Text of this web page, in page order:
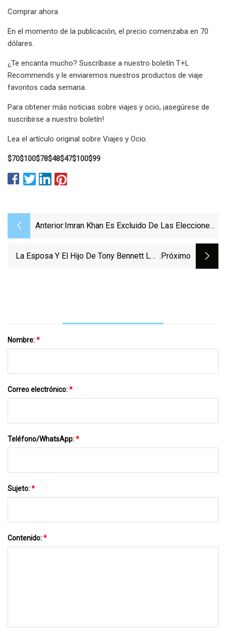
Comprar ahora
En el momento de la publicación, el precio comenzaba en 70
dólares.
¿Te encanta mucho? Suscríbase a nuestro boletín T+L
Recommends y le enviaremos nuestros productos de viaje
favoritos cada semana.
Para obtener más noticias sobre viajes y ocio, ¡asegúrese de
suscribirse a nuestro boletín!
Lea el artículo original sobre Viajes y Ocio.
$70$100$78$48$47$100$99
Anterior: Imran Khan Es Excluido De Las Elecciones
La Esposa Y El Hijo De Tony Bennett Les :próximo
Nombre:*
Correo electrónico:*
Teléfono/WhatsApp:*
Sujeto:*
Contenido:*